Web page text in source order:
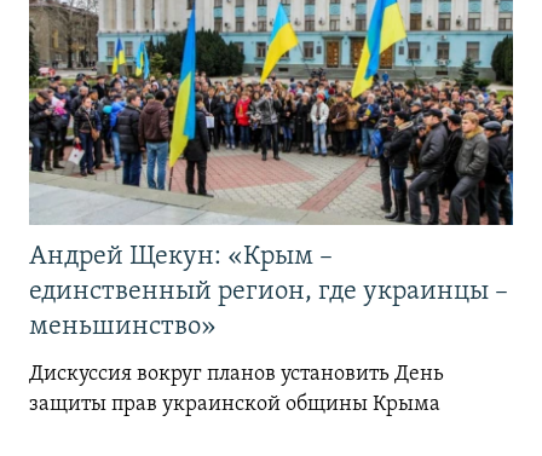
Андрей Щекун: «Крым –
единственный регион, где украинцы –
меньшинство»
Дискуссия вокруг планов установить День
защиты прав украинской общины Крыма